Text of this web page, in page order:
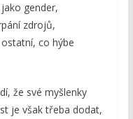
gender,
zdrojů,
co hýbe
že své myšlenky
je však třeba dodat,